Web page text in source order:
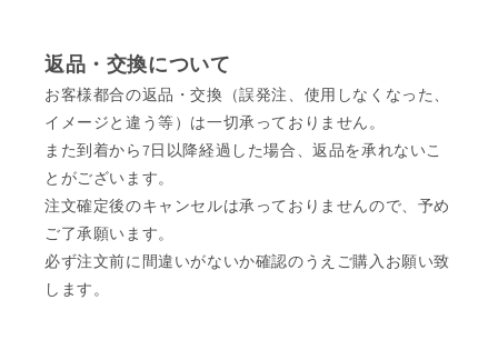
返品・交換について
お客様都合の返品・交換（誤発注、使用しなくなった、
イメージと違う等）は一切承っておりません。
また到着から7日以降経過した場合、返品を承れないこ
とがございます。
注文確定後のキャンセルは承っておりませんので、予め
ご了承願います。
必ず注文前に間違いがないか確認のうえご購入お願い致
します。